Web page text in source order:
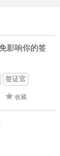
影响你的签
签证官
收藏